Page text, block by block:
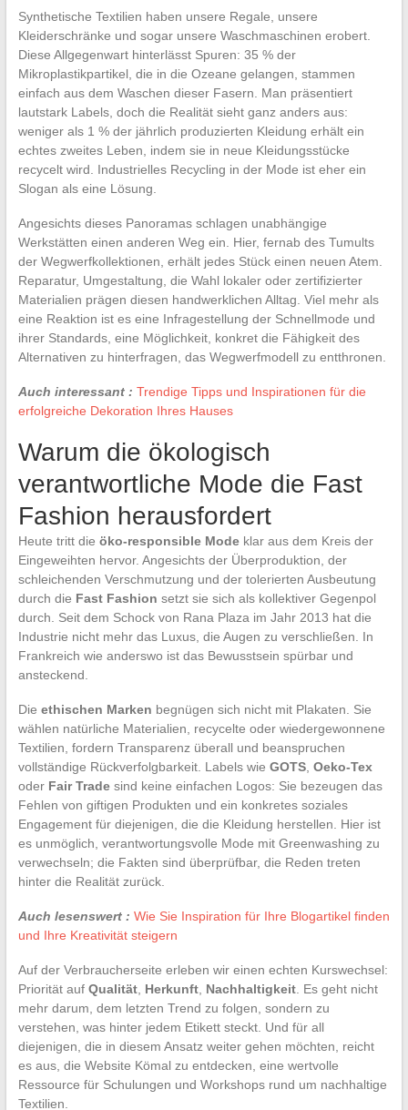
Synthetische Textilien haben unsere Regale, unsere
Kleiderschränke und sogar unsere Waschmaschinen erobert.
Diese Allgegenwart hinterlässt Spuren: 35 % der
Mikroplastikpartikel, die in die Ozeane gelangen, stammen
einfach aus dem Waschen dieser Fasern. Man präsentiert
lautstark Labels, doch die Realität sieht ganz anders aus:
weniger als 1 % der jährlich produzierten Kleidung erhält ein
echtes zweites Leben, indem sie in neue Kleidungsstücke
recycelt wird. Industrielles Recycling in der Mode ist eher ein
Slogan als eine Lösung.
Angesichts dieses Panoramas schlagen unabhängige
Werkstätten einen anderen Weg ein. Hier, fernab des Tumults
der Wegwerfkollektionen, erhält jedes Stück einen neuen Atem.
Reparatur, Umgestaltung, die Wahl lokaler oder zertifizierter
Materialien prägen diesen handwerklichen Alltag. Viel mehr als
eine Reaktion ist es eine Infragestellung der Schnellmode und
ihrer Standards, eine Möglichkeit, konkret die Fähigkeit des
Alternativen zu hinterfragen, das Wegwerfmodell zu entthronen.
Auch interessant : Trendige Tipps und Inspirationen für die
erfolgreiche Dekoration Ihres Hauses
Warum die ökologisch
verantwortliche Mode die Fast
Fashion herausfordert
Heute tritt die öko-responsible Modeklar aus dem Kreis der
Eingeweihten hervor. Angesichts der Überproduktion, der
schleichenden Verschmutzung und der tolerierten Ausbeutung
durch die Fast Fashion setzt sie sich als kollektiver Gegenpol
durch. Seit dem Schock von Rana Plaza im Jahr 2013 hat die
Industrie nicht mehr das Luxus, die Augen zu verschließen. In
Frankreich wie anderswo ist das Bewusstsein spürbar und
ansteckend.
Die ethischen Marken begnügen sich nicht mit Plakaten. Sie
wählen natürliche Materialien, recycelte oder wiedergewonnene
Textilien, fordern Transparenz überall und beanspruchen
vollständige Rückverfolgbarkeit. Labels wie GOTS, Oeko-Tex
oder Fair Tradesind keine einfachen Logos: Sie bezeugen das
Fehlen von giftigen Produkten und ein konkretes soziales
Engagement für diejenigen, die die Kleidung herstellen. Hier ist
es unmöglich, verantwortungsvolle Mode mit Greenwashing zu
verwechseln; die Fakten sind überprüfbar, die Reden treten
hinter die Realität zurück.
Auch lesenswert : Wie Sie Inspiration für Ihre Blogartikel finden
und Ihre Kreativität steigern
Auf der Verbraucherseite erleben wir einen echten Kurswechsel:
Priorität auf Qualität, Herkunft, Nachhaltigkeit. Es geht nicht
mehr darum, dem letzten Trend zu folgen, sondern zu
verstehen, was hinter jedem Etikett steckt. Und für all
diejenigen, die in diesem Ansatz weiter gehen möchten, reicht
es aus, die Website Kömal zu entdecken, eine wertvolle
Ressource für Schulungen und Workshops rund um nachhaltige
Textilien.